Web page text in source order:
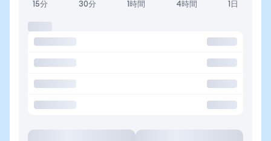
15分 30分 1時間 4時間 1日